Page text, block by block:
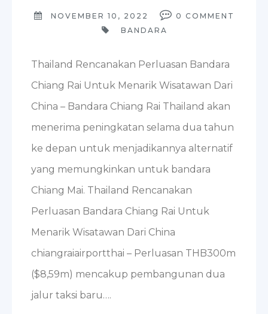
NOVEMBER 10, 2022 0 COMMENT
BANDARA
Thailand Rencanakan Perluasan Bandara
Chiang Rai Untuk Menarik Wisatawan Dari
China – Bandara Chiang Rai Thailand akan
menerima peningkatan selama dua tahun
ke depan untuk menjadikannya alternatif
yang memungkinkan untuk bandara
Chiang Mai. Thailand Rencanakan
Perluasan Bandara Chiang Rai Untuk
Menarik Wisatawan Dari China
chiangraiairportthai – Perluasan THB300m
($8,59m) mencakup pembangunan dua
jalur taksi baru….